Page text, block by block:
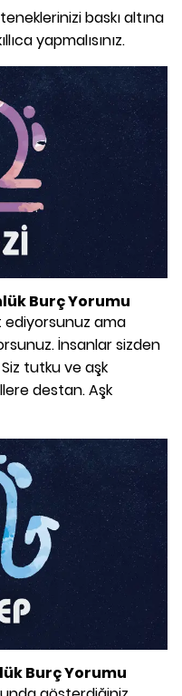
baskı altına
yapmalısınız.
Burç Yorumu
ediyorsunuz ama
İnsanlar sizden
Siz tutku ve aşk
destan. Aşk
Burç Yorumu